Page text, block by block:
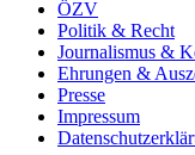
ÖZV
Politik & Recht
Journalismus &
Ehrungen &
Presse
Impressum